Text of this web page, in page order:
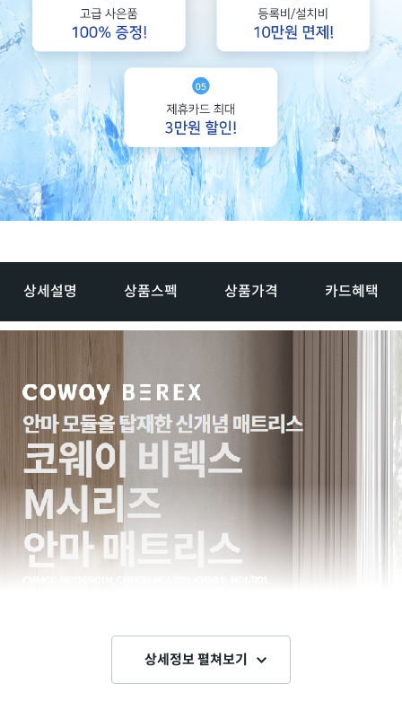
상세설명 상품스펙 상품가격 카드혜택
상세정보 펼쳐보기